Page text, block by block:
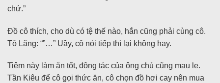
chứ.”
Đồ cô thích, cho dù có tệ thế nào, hắn cũng phải cùng cô.
Tô Lăng: “”…” Uầy, cô nói tiếp thì lại không hay.
Tiệm này làm ăn tốt, động tác của ông chủ cũng mau lẹ.
Tần Kiêu để cô gọi thức ăn, cô chọn đồ hơi cay nên mua